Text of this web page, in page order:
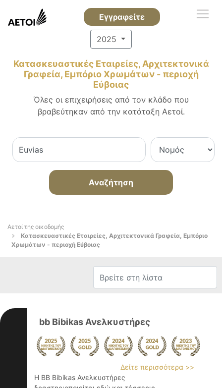
Εγγραφείτε
2025
Κατασκευαστικές Εταιρείες, Αρχιτεκτονικά
Γραφεία, Εμπόριο Χρωμάτων - περιοχή
Εύβοιας
Όλες οι επιχειρήσεις από τον κλάδο που
βραβεύτηκαν από την κατάταξη Αετοί.
Αναζήτηση
Αετοί της οικοδομής
Κατασκευαστικές Εταιρείες, Αρχιτεκτονικά Γραφεία, Εμπόριο
Χρωμάτων - περιοχή Εύβοιας
bb Bibikas Ανελκυστήρες
Δείτε περισσότερα >>
Η BB Bibikas Ανελκυστήρες